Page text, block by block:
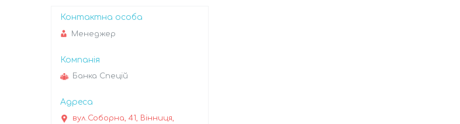
Менеджер
Банка Спецій
вул.Соборна, 41, Вінниця,